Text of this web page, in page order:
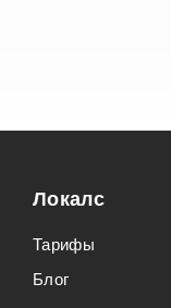
Локалс
Тарифы
Блог